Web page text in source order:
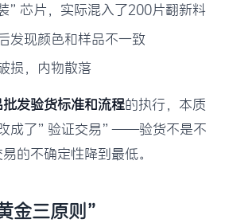
”芯片，实际混入了200片翻新料
发现颜色和样品不一致
损，内物散落
发验货标准和流程的执行，本质
成了”验证交易”——验货不是不
的不确定性降到最低。
金三原则”